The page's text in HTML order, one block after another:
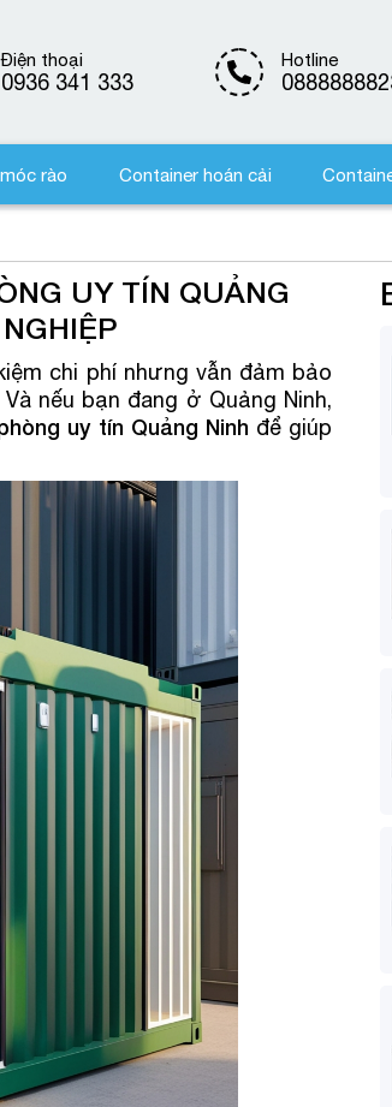
Điện thoại
0936 341 333
Hotline
rào Container hoán cải
UY TÍN QUẢNG
chi phí nhưng vẫn đảm bảo
nếu bạn đang ở Quảng Ninh,
uy tín Quảng Ninh để giúp